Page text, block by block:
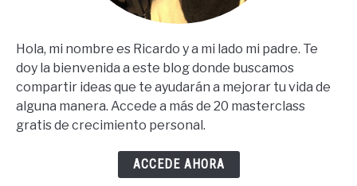
Hola, mi nombre es Ricardo y a mi lado mi padre. Te
doy la bienvenida a este blog donde buscamos
compartir ideas que te ayudarán a mejorar tu vida de
alguna manera. Accede a más de 20 masterclass
gratis de crecimiento personal.
ACCEDE AHORA